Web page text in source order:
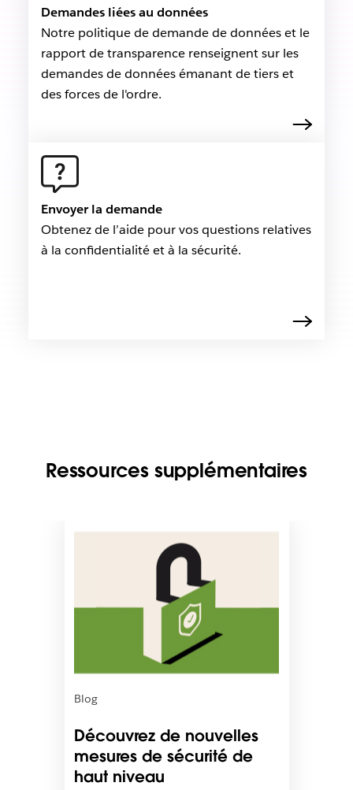
Demandes liées au données
Notre politique de demande de données et le
rapport de transparence renseignent sur les
demandes de données émanant de tiers et
des forces de l'ordre.
Envoyer la demande
Obtenez de l’aide pour vos questions relatives
à la confidentialité et à la sécurité.
Ressources supplémentaires
Blog
Découvrez de nouvelles
mesures de sécurité de
haut niveau